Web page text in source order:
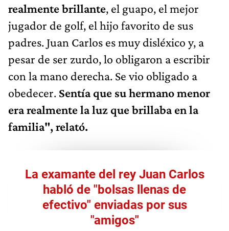
realmente brillante, el guapo, el mejor
jugador de golf, el hijo favorito de sus
padres. Juan Carlos es muy disléxico y, a
pesar de ser zurdo, lo obligaron a escribir
con la mano derecha. Se vio obligado a
obedecer. Sentía que su hermano menor
era realmente la luz que brillaba en la
familia", relató.
La examante del rey Juan Carlos
habló de "bolsas llenas de
efectivo" enviadas por sus
"amigos"